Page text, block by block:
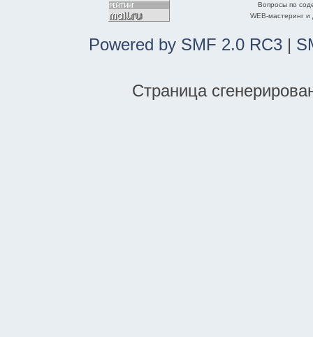
Вопросы по
WEB-мастеринг
Powered by SMF 2.0 RC3 |
Страница